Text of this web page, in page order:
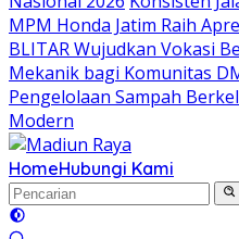
MPM Honda Jatim Raih
BLITAR Wujudkan Vokasi
Mekanik bagi Komunitas
Pengelolaan Sampah
Modern
HomeHubungi Kami